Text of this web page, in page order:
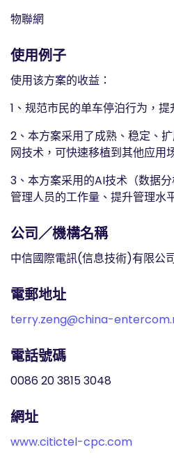
物聯網
使用例子
使用该方案的收益：
1、规范市民的单车停泊行为，
2、本方案采用了成熟、稳定、
网技术，可快速移植到其他应用
3、本方案采用的AI技术（数据
管理人员的工作量、提升管理水
公司／機構名稱
中信國際電訊(信息技術)有限公
電郵地址
terry.zeng@china-
電話號碼
0086 20 3815 3048
網址
www.citictel-cpc.com